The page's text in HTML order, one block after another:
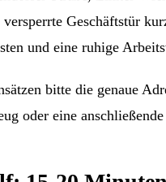
Geschäftstür
und eine ruhige
bitte die genaue
oder eine